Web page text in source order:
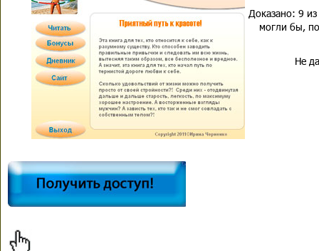
Доказано: 9
могли бы,
Не